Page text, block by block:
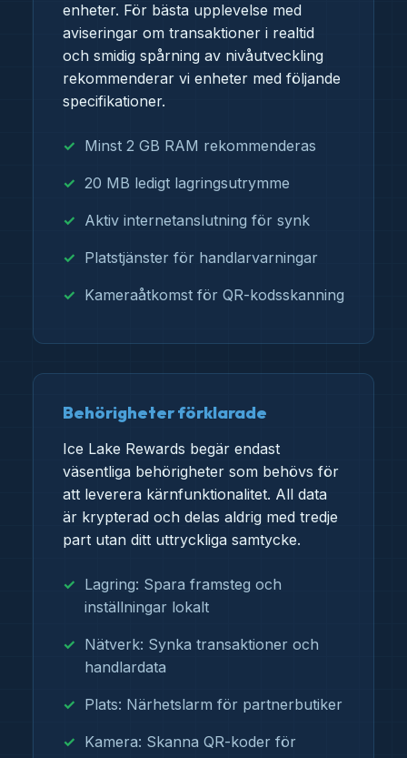
enheter. För bästa upplevelse med
aviseringar om transaktioner i realtid
och smidig spårning av nivåutveckling
rekommenderar vi enheter med följande
specifikationer.
Minst 2 GB RAM rekommenderas
20 MB ledigt lagringsutrymme
Aktiv internetanslutning för synk
Platstjänster för handlarvarningar
Kameraåtkomst för QR-kodsskanning
Behörigheter förklarade
Ice Lake Rewards begär endast
väsentliga behörigheter som behövs för
att leverera kärnfunktionalitet. All data
är krypterad och delas aldrig med tredje
part utan ditt uttryckliga samtycke.
Lagring: Spara framsteg och
inställningar lokalt
Nätverk: Synka transaktioner och
handlardata
Plats: Närhetslarm för partnerbutiker
Kamera: Skanna QR-koder för